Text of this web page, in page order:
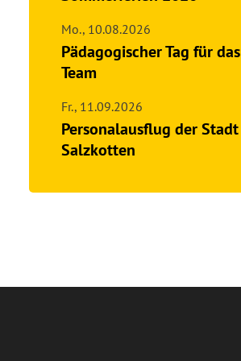
Mo., 10.08.2026
Pädagogischer Tag für das
Team
Fr., 11.09.2026
Personalausflug der Stadt
Salzkotten